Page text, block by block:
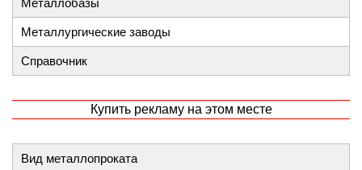
Металлобазы
Металлургические заводы
Справочник
Купить рекламу на этом месте
Вид металлопроката